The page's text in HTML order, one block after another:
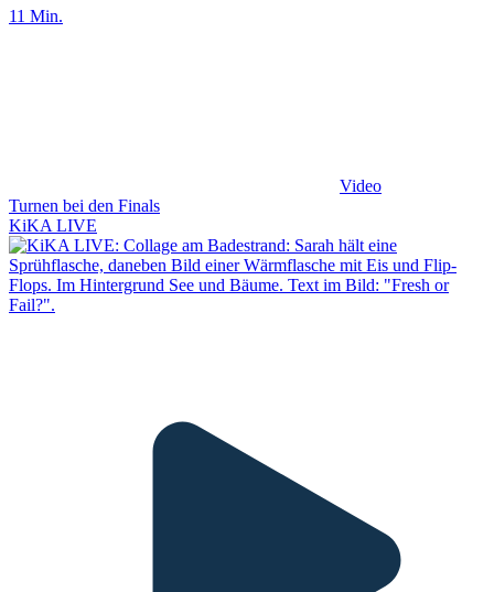
11 Min.
Video
Turnen bei den Finals
KiKA LIVE